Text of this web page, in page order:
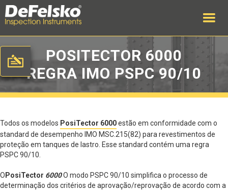
POSITECTOR 6000
REGRA IMO PSPC 90/10
Todos os modelos PosiTector 6000estão em conformidade com o
standard de desempenho IMO MSC.215(82) para revestimentos de
proteção em tanques de lastro. Esse standard contém uma regra
PSPC 90/10.
‍O PosiTector 6000O modo PSPC 90/10 simplifica o processo de
determinação dos critérios de aprovação/reprovação de acordo com a